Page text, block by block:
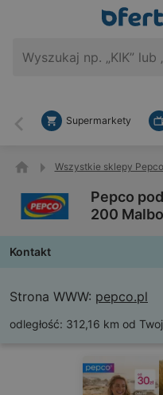
Wstecz
Supermarkety
Wszystkie sklepy
Pepco
200
Kontakt
Strona WWW: pepco.pl
odległość: 312,16 km od